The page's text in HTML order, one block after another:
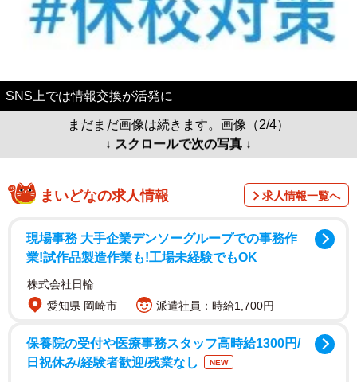
SNS上では情報交換が活発に
まだまだ画像は続きます。画像（2/4）
↓ スクロールで次の写真 ↓
まいどなの求人情報 求人情報一覧へ
現場事務 大手企業デンソーグループでの事務作
業!試作品製造作業も!工場未経験でもOK
株式会社日輪
愛知県 岡崎市
派遣社員：時給1,700円
保養院の受付や医療事務スタッフ高時給1300円/
日祝休み/経験者歓迎/残業なし
NEW